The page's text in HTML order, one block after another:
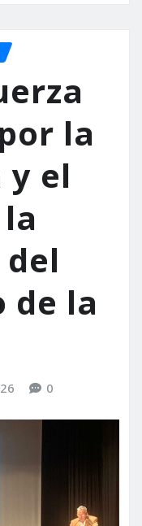
la
y el
de la
0